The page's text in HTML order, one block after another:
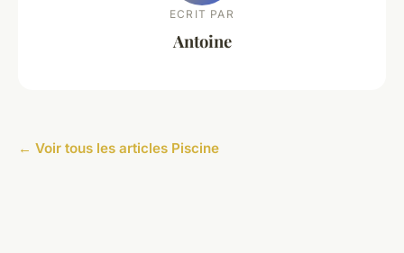
ECRIT PAR
Antoine
← Voir tous les articles Piscine